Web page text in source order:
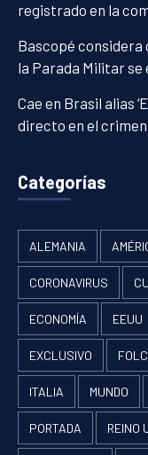
registrado en la
Bascopé considera
la Parada Militar se
Cae en Brasil alias
directo en el
Categorías
ALEMANIA
CORONAVIRUS
ECONOMÍA EEUU
EXCLUSIVO
ITALIA MUNDO
PORTADA REINO